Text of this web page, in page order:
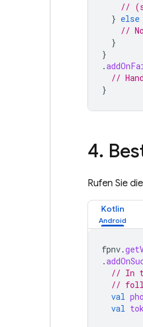
//
} else
//
}
}
.
//
}
4.
Rufen Sie
Kotlin
fpnv.
.
// In
//
val
val